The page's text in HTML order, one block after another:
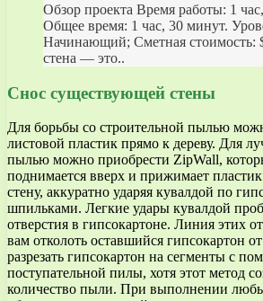
Обзор проекта Время работы: 1
Общее время: 1 час, 30 минут.
Начинающий; Сметная стоимость:
стена — это..
Снос существующей стены
Для борьбы со строительной пылью
листовой пластик прямо к дереву. Для
пылью можно приобрести ZipWall,
поднимается вверх и прижимает
стену, аккуратно ударяя кувалдой по
шпильками. Легкие удары кувалдой
отверстия в гипсокартоне. Линия этих
вам отколоть оставшийся гипсокартон
разрезать гипсокартон на сегменты с
поступательной пилы, хотя этот метод
количество пыли. При выполнении